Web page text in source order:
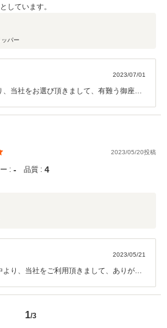
しています。
ッパー
2023/07/01
当社をお選び頂きまして、有難う御座い
とが御座いましたら、いつでもお気軽にご
ます。 今後とも、お付き合いの程、宜し
2023/05/20投稿
: ‐ 品質 : 4
2023/05/21
り、当社をご利用頂きまして、ありがと
りの事が御座いましたら、お気軽にご相
1/3